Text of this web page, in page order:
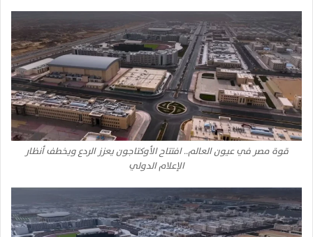
قوة مصر في عيون العالم.. افتتاح الأوكتاجون يعزز الردع ويخطف أنظار
الإعلام الدولي